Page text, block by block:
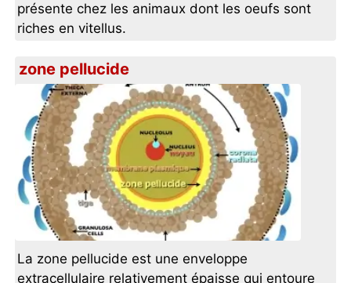
présente chez les animaux dont les oeufs sont
riches en vitellus.
zone pellucide
La zone pellucide est une enveloppe
extracellulaire relativement épaisse qui entoure